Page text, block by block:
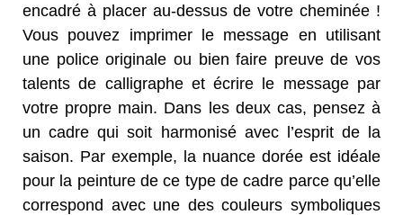
encadré à placer au-dessus de votre cheminée !
Vous pouvez imprimer le message en utilisant
une police originale ou bien faire preuve de vos
talents de calligraphe et écrire le message par
votre propre main. Dans les deux cas, pensez à
un cadre qui soit harmonisé avec l’esprit de la
saison. Par exemple, la nuance dorée est idéale
pour la peinture de ce type de cadre parce qu’elle
correspond avec une des couleurs symboliques